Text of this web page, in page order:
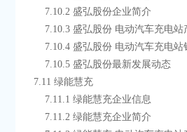
        7.10.2 盛弘股份企业简介
7.10.3 盛弘股份 电动汽车
7.10.4 盛弘股份 电动汽车
        7.10.5 盛弘股份最新发展动态
    7.11 绿能慧充
        7.11.1 绿能慧充企业信息
        7.11.2 绿能慧充企业简介